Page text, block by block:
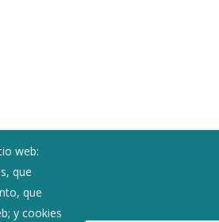
web:
que
que
y cookies
Corporación Municipal